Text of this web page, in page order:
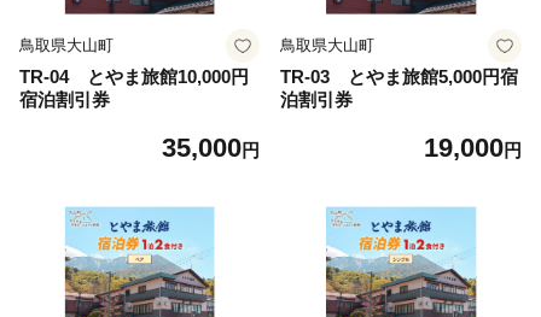
鳥取県大山町
TR-04 とやま旅館10,000円
宿泊割引券
35,000円
鳥取県大山町
TR-03 とやま旅館5,000円宿
泊割引券
19,000円